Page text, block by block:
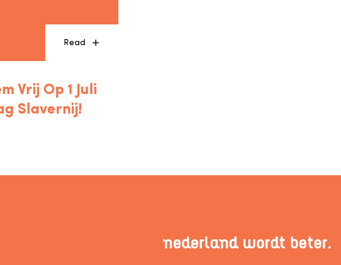
Read
Vrij Op 1 Juli
Slavernij!